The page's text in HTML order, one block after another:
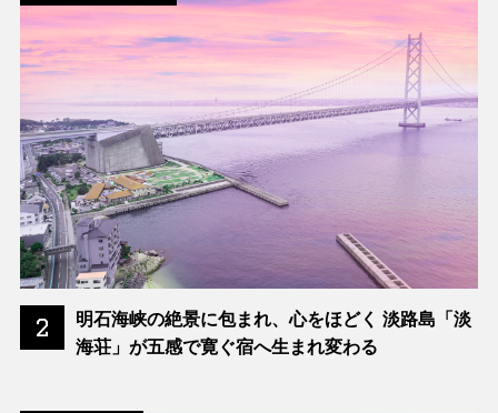
2
明石海峡の絶景に包まれ、心をほどく 淡路島「淡
海荘」が五感で寛ぐ宿へ生まれ変わる